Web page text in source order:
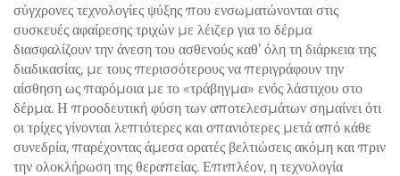
σύγχρονες τεχνολογίες ψύξης που ενσωματώνονται στις
συσκευές αφαίρεσης τριχών με λέιζερ για το δέρμα
διασφαλίζουν την άνεση του ασθενούς καθ’ όλη τη διάρκεια της
διαδικασίας, με τους περισσότερους να περιγράφουν την
αίσθηση ως παρόμοια με το «τράβηγμα» ενός λάστιχου στο
δέρμα. Η προοδευτική φύση των αποτελεσμάτων σημαίνει ότι
οι τρίχες γίνονται λεπτότερες και σπανιότερες μετά από κάθε
συνεδρία, παρέχοντας άμεσα ορατές βελτιώσεις ακόμη και πριν
την ολοκλήρωση της θεραπείας. Επιπλέον, η τεχνολογία